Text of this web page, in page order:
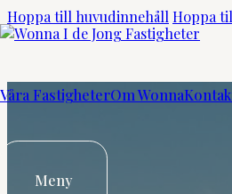
Hoppa till huvudinnehåll Hoppa
Våra FastigheterOm Wonna
Meny